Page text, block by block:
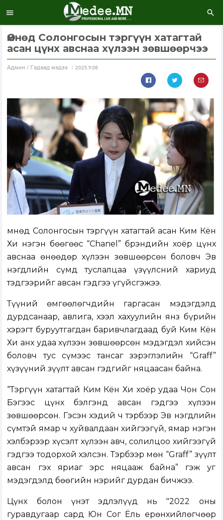
Өмнөд Солонгосын тэргүүн хатагтай
асан цүнх авснаа хүлээн зөвшөөрчээ
Aдмин / Гадаад мэдээ 2025.11.06
Өмнөд Солонгосын тэргүүн хатагтай асан Ким Кён
Хи нэгэн бөөгөөс “Chanel” брэндийн хоёр цүнх
авснаа өнөөдөр хүлээн зөвшөөрсөн боловч Эв
нэгдлийн сүмд туслалцаа үзүүлсний хариуд
тэдгээрийг авсан гэдгээ үгүйсгэжээ.
Түүний өмгөөлөгчдийн гаргасан мэдэгдэлд
дурдсанаар, авлига, хээл хахуулийн янз бүрийн
хэрэгт буруутгагдан баривчлагдаад буй Ким Кён
Хи анх удаа хүлээн зөвшөөрсөн мэдэгдэл хийсэн
боловч тус сүмээс тансаг зэрэглэлийн “Graff”
хүзүүний зүүлт авсан гэдгийг няцаасан байна.
“Тэргүүн хатагтай Ким Кён Хи хоёр удаа Чон Сон
Бэгээс цүнх бэлгэнд авсан гэдгээ хүлээн
зөвшөөрсөн. Гэсэн хэдий ч тэрбээр Эв нэгдлийн
сүмтэй ямар ч хуйвалдаан хийгээгүй, ямар нэгэн
хэлбэрээр хүсэлт хүлээн авч, солилцоо хийгээгүй
гэдгээ тодорхой хэлсэн. Тэрбээр мөн “Graff” зүүлт
авсан гэх яриаг эрс няцааж байна” гэж уг
мэдэгдэлд бөөгийн нэрийг дурдан бичжээ.
Цүнх болон үнэт эдлэлүүд нь "2022 оны
гуравдугаар сард Юн Сог Ёль ерөнхийлөгчөөр